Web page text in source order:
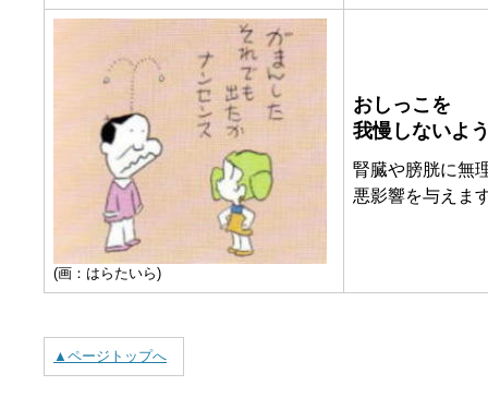
(画：はらたいら)
おしっこを
我慢しないよ
腎臓や膀胱に無
悪影響を与えま
▲ページトップへ